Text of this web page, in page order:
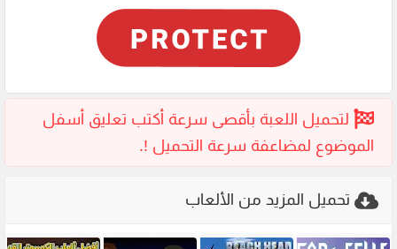
تحميل المزيد من الألعاب